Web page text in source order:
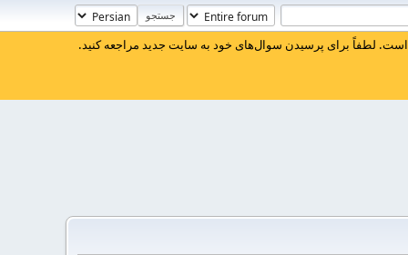
لطفاً برای پرسیدن سوال‌های خود به سایت جدید مراجعه کنید.